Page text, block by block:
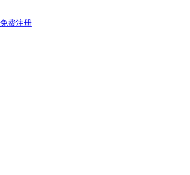
免费注册